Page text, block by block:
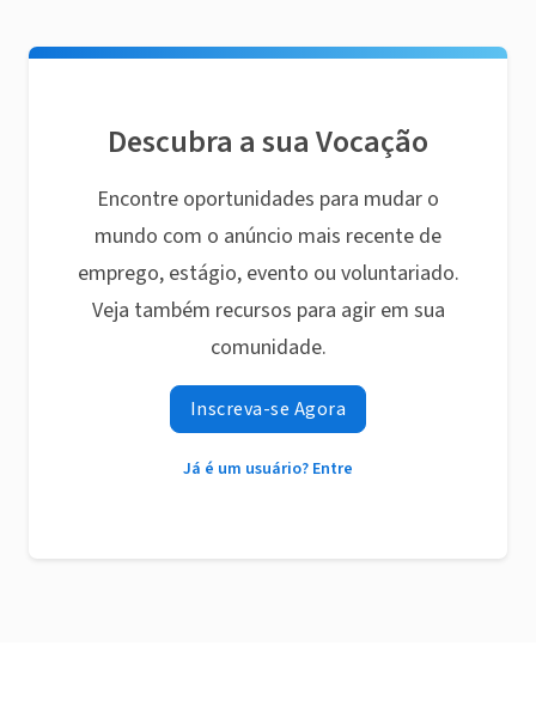
Descubra a sua Vocação
Encontre oportunidades para mudar o
mundo com o anúncio mais recente de
emprego, estágio, evento ou voluntariado.
Veja também recursos para agir em sua
comunidade.
Inscreva-se Agora
Já é um usuário? Entre